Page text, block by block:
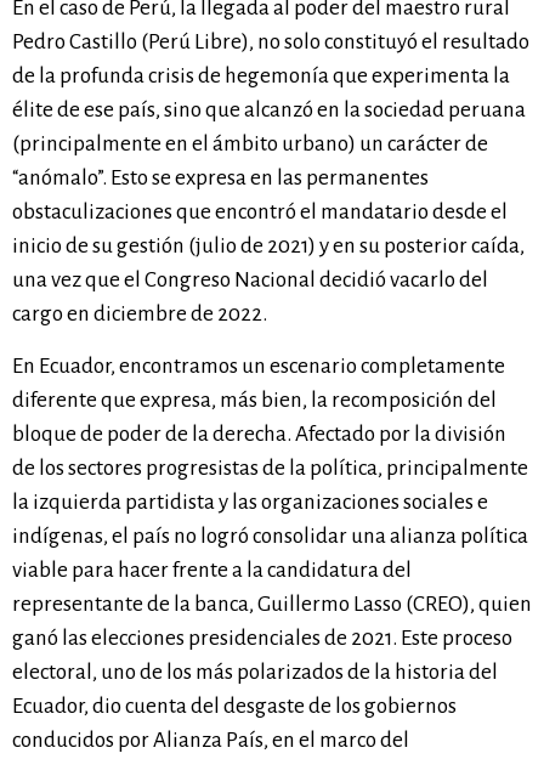
En el caso de Perú, la llegada al poder del maestro rural
Pedro Castillo (Perú Libre), no solo constituyó el resultado
de la profunda crisis de hegemonía que experimenta la
élite de ese país, sino que alcanzó en la sociedad peruana
(principalmente en el ámbito urbano) un carácter de
“anómalo”. Esto se expresa en las permanentes
obstaculizaciones que encontró el mandatario desde el
inicio de su gestión (julio de 2021) y en su posterior caída,
una vez que el Congreso Nacional decidió vacarlo del
cargo en diciembre de 2022.
En Ecuador, encontramos un escenario completamente
diferente que expresa, más bien, la recomposición del
bloque de poder de la derecha. Afectado por la división
de los sectores progresistas de la política, principalmente
la izquierda partidista y las organizaciones sociales e
indígenas, el país no logró consolidar una alianza política
viable para hacer frente a la candidatura del
representante de la banca, Guillermo Lasso (CREO), quien
ganó las elecciones presidenciales de 2021. Este proceso
electoral, uno de los más polarizados de la historia del
Ecuador, dio cuenta del desgaste de los gobiernos
conducidos por Alianza País, en el marco del